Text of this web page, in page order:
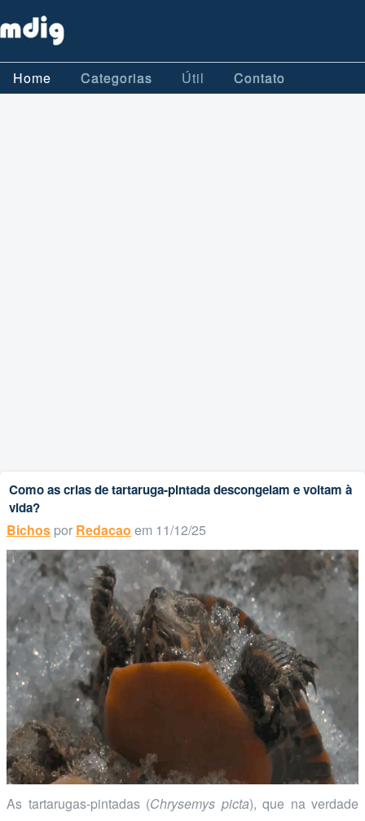
Home Categorias Útil Contato
Como as crias de tartaruga-pintada descongelam e voltam à
vida?
Bichos por Redacao em 11/12/25
As tartarugas-pintadas (Chrysemys picta), que na verdade